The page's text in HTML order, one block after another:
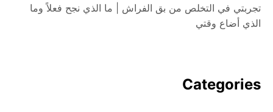
تجربتي في التخلص من بق الفراش | ما الذي نجح فعلاً وما
الذي أضاع وقتي
Categories